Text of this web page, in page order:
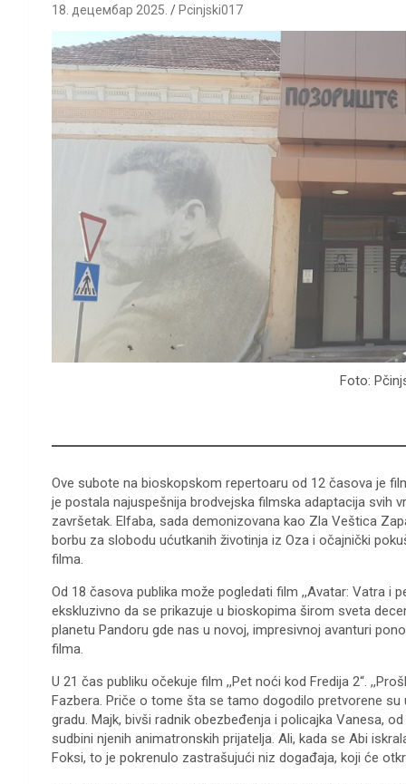
18. децембар 2025. Pcinjski017
Foto:
Ove subote na bioskopskom repertoaru od 12 časova je
je postala najuspešnija brodvejska filmska adaptacija svih
završetak. Elfaba, sada demonizovana kao Zla Veštica
borbu za slobodu ućutkanih životinja iz Oza i očajnički
filma.
Od 18 časova publika može pogledati film ,,Avatar: Vatra i
ekskluzivno da se prikazuje u bioskopima širom sveta
planetu Pandoru gde nas u novoj, impresivnoj avanturi
filma.
U 21 čas publiku očekuje film ,,Pet noći kod Fredija 2“.
Fazbera. Priče o tome šta se tamo dogodilo pretvorene
gradu. Majk, bivši radnik obezbeđenja i policajka Vanesa,
sudbini njenih animatronskih prijatelja. Ali, kada se Abi
Foksi, to je pokrenulo zastrašujući niz događaja, koji će